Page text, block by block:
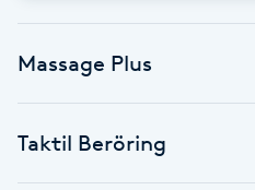
Celluliter
Color correction
Massage Plus
Taktil Beröring